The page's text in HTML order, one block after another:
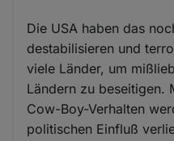
Die USA haben das
destabilisieren und
viele Länder, um
Ländern zu beseitigen.
Cow-Boy-Verhalten
politischen Einfluß